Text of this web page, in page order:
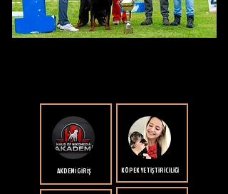
AKDEMİ GİRİŞ KÖPEK YETİŞTİRİCİLİĞİ